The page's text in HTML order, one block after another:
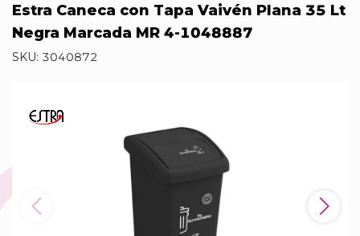
Estra Caneca con Tapa Vaivén Plana 35 Lt
Negra Marcada MR 4-1048887
SKU: 3040872